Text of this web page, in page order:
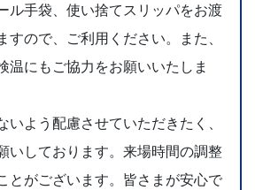
ル手袋、使い捨てスリッパをお渡
すので、ご利用ください。また、
温にもご協力をお願いいたしま
いよう配慮させていただきたく、
いしております。来場時間の調整
とがございます。皆さまが安心で